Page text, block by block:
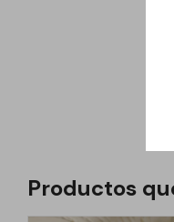
Productos